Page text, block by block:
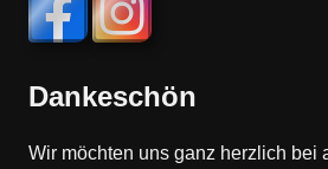
Dankeschön
Wir möchten uns ganz herzlich bei